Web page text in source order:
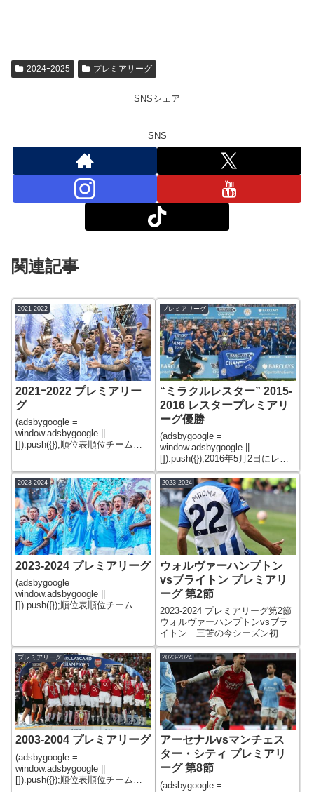
2024ｰ2025 プレミアリーグ
SNSシェア
SNS
関連記事
2021-2022
2021ｰ2022 プレミアリー
グ
(adsbygoogle =
window.adsbygoogle ||
[]).push({});順位表順位チーム勝
ヴァプール92382882683チェル
シー743821
プレミアリーグ
“ミラクルレスター” 2015-
2016 レスタープレミアリ
ーグ優勝
(adsbygoogle =
window.adsbygoogle ||
[]).push({});2016年5月2日にレス
ター・シティがプレミアリーグ
優勝を果たした。のちに「ミラ
クル・レスター」と呼ばれる、
奇跡の優勝となった。優勝した
20
2023-2024
2023-2024 プレミアリーグ
(adsbygoogle =
window.adsbygoogle ||
[]).push({});順位表順位チーム名
89382855623リヴァプール8238
2023-2024
ウォルヴァーハンプトン
vsブライトン プレミアリ
ーグ 第2節
2023-2024 プレミアリーグ第2節
ウォルヴァーハンプトンvsブラ
イトン 三苫の今シーズン初ゴ
ールがプレミアリーグ月間ベス
トゴールの受賞。受賞は、日本
人として初の快挙！！
プレミアリーグ
2003-2004 プレミアリーグ
(adsbygoogle =
window.adsbygoogle ||
[]).push({});順位表順位チーム勝
2023-2024
アーセナルvsマンチェス
ター・シティ プレミアリ
ーグ 第8節
(adsbygoogle =